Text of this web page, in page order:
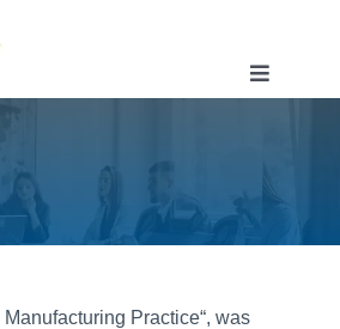
Toggle
Manufacturing Practice“, was